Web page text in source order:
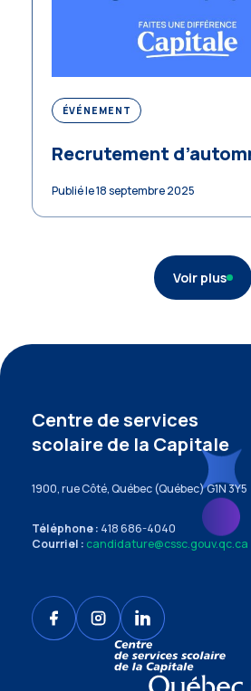
ÉVÉNEMENT
Recrutement
Publié le 18 septembre 2025
Voir plus
Centre de services
scolaire de la Capitale
1900, rue Côté, Québec (Québec) G1N 3Y5
Téléphone : 418 686-4040
Courriel : candidature@cssc.gouv.qc.ca